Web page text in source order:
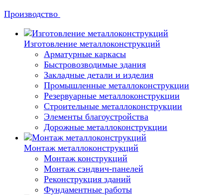
Производство
Изготовление металлоконструкций
Арматурные каркасы
Быстровозводимые здания
Закладные детали и изделия
Промышленные металлоконструкции
Резервуарные металлоконструкции
Строительные металлоконструкции
Элементы благоустройства
Дорожные металлоконструкции
Монтаж металлоконструкций
Монтаж конструкций
Монтаж сэндвич-панелей
Реконструкция зданий
Фундаментные работы